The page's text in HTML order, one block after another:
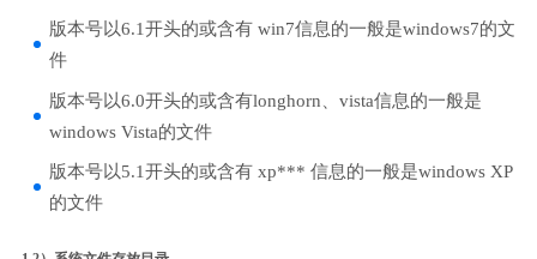
版本号以6.1开头的或含有 win7信息的一般是windows7的文
件
版本号以6.0开头的或含有longhorn、vista信息的一般是
windows Vista的文件
版本号以5.1开头的或含有 xp*** 信息的一般是windows XP
的文件